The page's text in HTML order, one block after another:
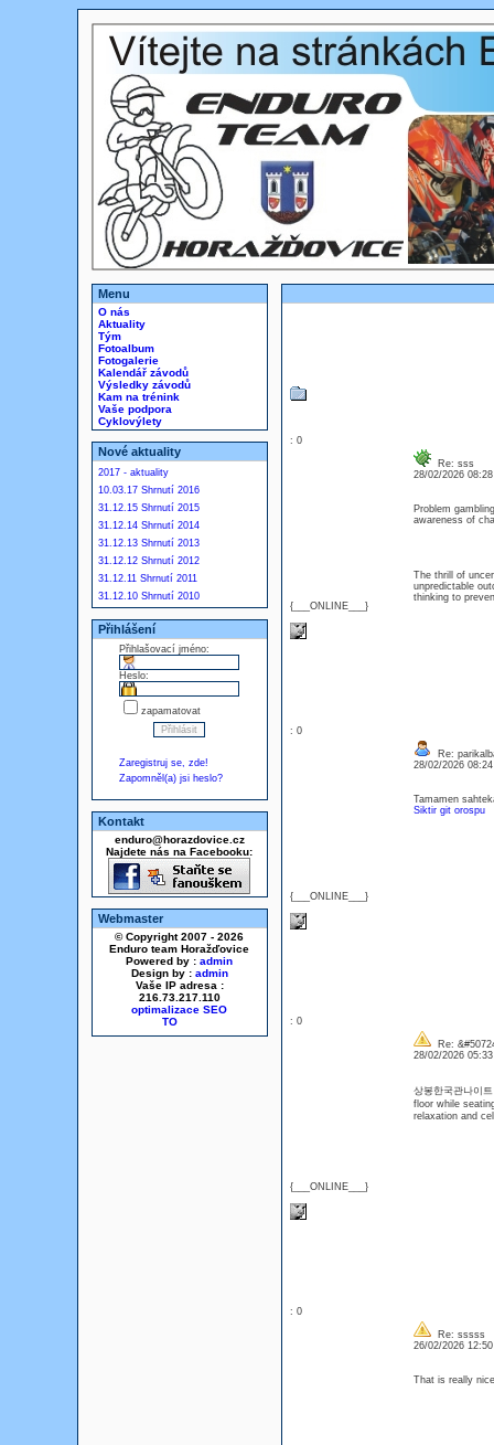
Menu
O nás
Aktuality
Tým
Fotoalbum
Fotogalerie
Kalendář závodů
Výsledky závodů
Kam na trénink
Vaše podpora
Cyklovýlety
Nové aktuality
2017 - aktuality
10.03.17 Shrnutí 2016
31.12.15 Shrnutí 2015
31.12.14 Shrnutí 2014
31.12.13 Shrnutí 2013
31.12.12 Shrnutí 2012
31.12.11 Shrnutí 2011
31.12.10 Shrnutí 2010
Přihlášení
Přihlašovací jméno:
Heslo:
zapamatovat
Zaregistruj se, zde!
Zapomněl(a) jsi heslo?
Kontakt
enduro@horazdovice.cz
Najdete nás na Facebooku:
Webmaster
© Copyright 2007 - 2026
Enduro team Horažďovice
Powered by : admin
Design by : admin
Vaše IP adresa :
216.73.217.110
optimalizace SEO
: 0
{___ONLINE___}
Re: sss
28/02/2026
Problem
awareness of
The thrill of
unpredictable
thinking to
: 0
{___ONLINE___}
Re:
28/02/2026
Tamamen
Siktir git orospu
: 0
{___ONLINE___}
Re:
28/02/2026
상봉한국관나이
floor while
relaxation and
: 0
Re: sssss
26/02/2026
That is really